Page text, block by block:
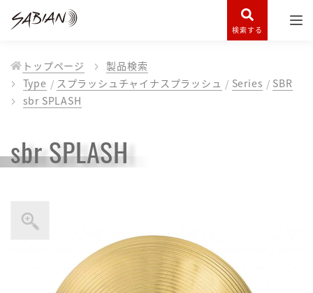
検索する
トップページ
製品検索
Type
スプラッシュチャイナスプラッシュ Series
SBR
sbr SPLASH
sbr SPLASH